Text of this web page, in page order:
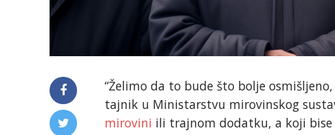
“Želimo da to bude što bolje
tajnik u Ministarstvu mirovinskog
mirovini ili trajnom dodatku, a koji bise